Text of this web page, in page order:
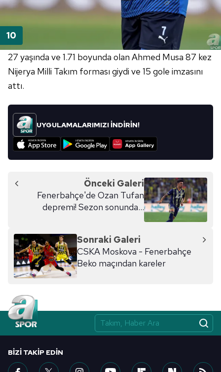
27 yaşında ve 1.71 boyunda olan Ahmed Musa 87 kez
Nijerya Milli Takım forması giydi ve 15 gole imzasını
attı.
UYGULAMALARIMIZI İNDİRİN!
Önceki Galeri
Fenerbahçe'de Ozan Tufan
depremi! Sezon sonunda...
Sonraki Galeri
CSKA Moskova - Fenerbahçe
Beko maçından kareler
BIZI TAKIP EDIN